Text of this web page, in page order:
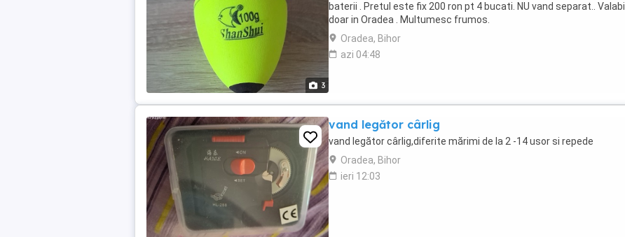
3
baterii . Pretul este fix 200 ron pt 4 bucati. NU vand separat.. Valabil
doar in Oradea . Multumesc frumos.
Oradea, Bihor
azi 04:48
vand legător cârlig
vand legător cârlig,diferite mărimi de la 2 -14 usor si repede
Oradea, Bihor
ieri 12:03